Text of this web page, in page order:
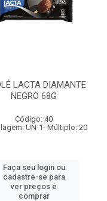
LACTA DIAMANTE
NEGRO 68G
Código: 40
UN-1- Múltiplo: 20
Faça seu login ou
cadastre-se para
ver preços e
comprar